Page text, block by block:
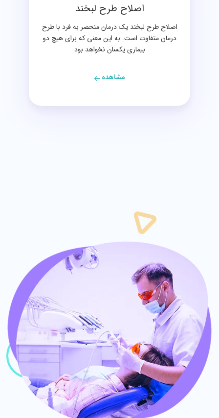
اصلاح طرح لبخند
اصلاح طرح لبخند یک درمان منحصر به فرد با طرح
درمان متفاوت است. به این معنی که برای هیچ دو
بیماری یکسان نخواهد بود
مشاهده